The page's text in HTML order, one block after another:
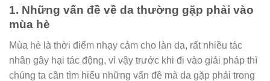
1. Những vấn đề về da thường gặp phải vào
mùa hè
Mùa hè là thời điểm nhạy cảm cho làn da, rất nhiều tác
nhân gây hại tác động, vì vậy trước khi đi vào giải pháp thì
chúng ta cần tìm hiểu những vấn đề mà da gặp phải trong